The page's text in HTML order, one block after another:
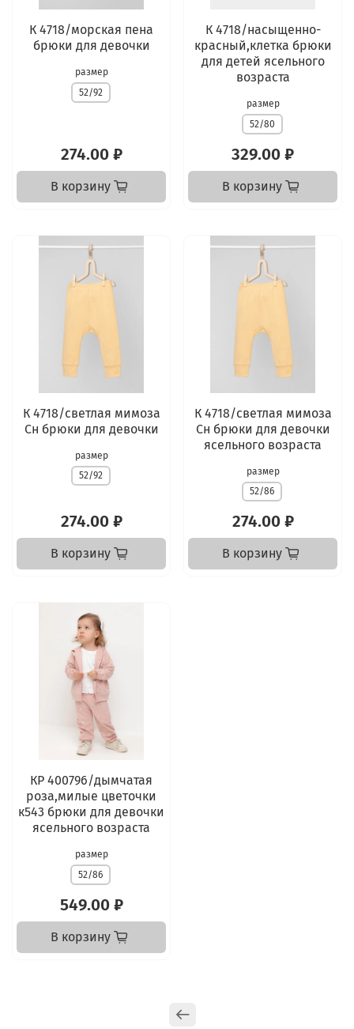
К 4718/морская пена
брюки для девочки
размер
52/92
274.00 ₽
В корзину
К 4718/насыщенно-
красный,клетка брюки
для детей ясельного
возраста
размер
52/80
329.00 ₽
В корзину
К 4718/светлая мимоза
Сн брюки для девочки
размер
52/92
274.00 ₽
В корзину
К 4718/светлая мимоза
Сн брюки для девочки
ясельного возраста
размер
52/86
274.00 ₽
В корзину
КР 400796/дымчатая
роза,милые цветочки
к543 брюки для девочки
ясельного возраста
размер
52/86
549.00 ₽
В корзину